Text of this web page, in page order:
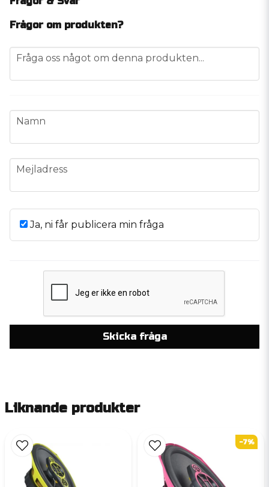
Frågor om produkten?
question
Fråga oss något om denna produkten...
name
Namn
email
Mejladress
Ja, ni får publicera min fråga
Skicka fråga
Liknande produkter
-7%